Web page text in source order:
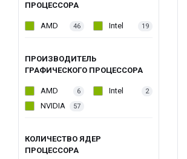
ПРОЦЕССОРА
AMD 46 Intel 19
ПРОИЗВОДИТЕЛЬ
ГРАФИЧЕСКОГО ПРОЦЕССОРА
AMD 6 Intel 2
NVIDIA 57
КОЛИЧЕСТВО ЯДЕР
ПРОЦЕССОРА